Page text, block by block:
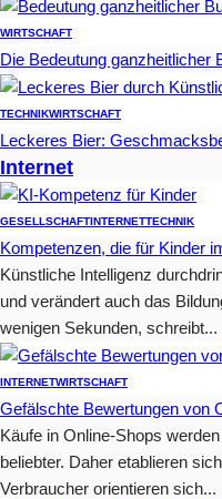
WIRTSCHAFT
Die Bedeutung ganzheitlicher
TECHNIKWIRTSCHAFT
Leckeres Bier:
Internet
GESELLSCHAFTINTERNETTECHNIK
Kompetenzen, die für Kinder
Künstliche Intelligenz
und verändert auch das
wenigen Sekunden, schreibt...
INTERNETWIRTSCHAFT
Gefälschte Bewertungen von
Käufe in Online-Shops
beliebter. Daher etablieren
Verbraucher orientieren sich...